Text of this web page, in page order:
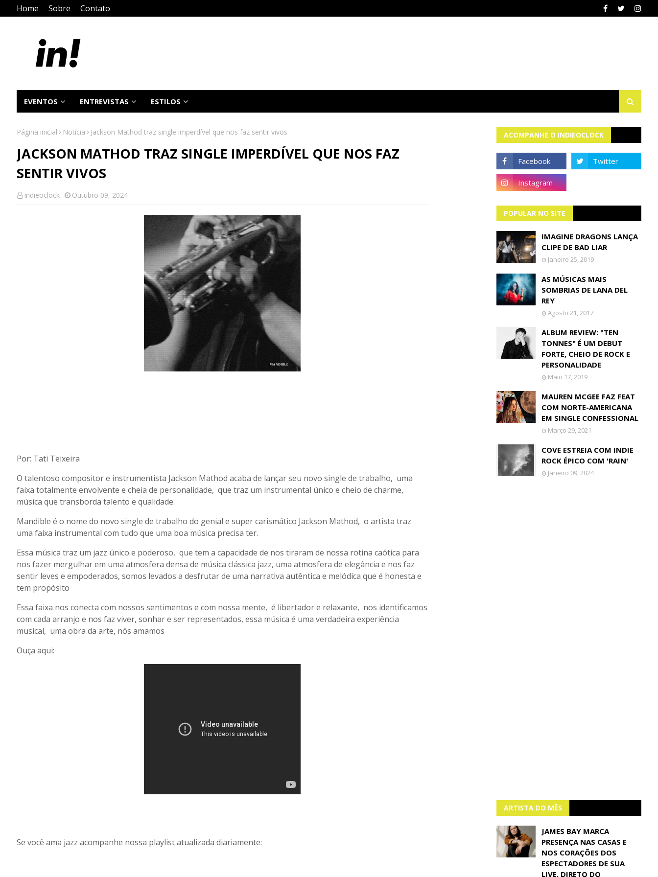
Home Sobre Contato
EVENTOS ENTREVISTAS ESTILOS
Página inicial Notícia Jackson Mathod traz single imperdível que nos faz sentir vivos
JACKSON MATHOD TRAZ SINGLE IMPERDÍVEL QUE NOS FAZ
SENTIR VIVOS
indieoclock Outubro 09, 2024
Por: Tati Teixeira
O talentoso compositor e instrumentista Jackson Mathod acaba de lançar seu novo single de trabalho, uma
faixa totalmente envolvente e cheia de personalidade, que traz um instrumental único e cheio de charme,
música que transborda talento e qualidade.
Mandible é o nome do novo single de trabalho do genial e super carismático Jackson Mathod, o artista traz
uma faixa instrumental com tudo que uma boa música precisa ter.
Essa música traz um jazz único e poderoso, que tem a capacidade de nos tiraram de nossa rotina caótica para
nos fazer mergulhar em uma atmosfera densa de música clássica jazz, uma atmosfera de elegância e nos faz
sentir leves e empoderados, somos levados a desfrutar de uma narrativa autêntica e melódica que é honesta e
tem propósito
Essa faixa nos conecta com nossos sentimentos e com nossa mente, é libertador e relaxante, nos identificamos
com cada arranjo e nos faz viver, sonhar e ser representados, essa música é uma verdadeira experiência
musical, uma obra da arte, nós amamos
Ouça aqui:
Se você ama jazz acompanhe nossa playlist atualizada diariamente:
ACOMPANHE O INDIEOCLOCK
POPULAR NO SITE
IMAGINE DRAGONS LANÇA
CLIPE DE BAD LIAR
Janeiro 25, 2019
AS MÚSICAS MAIS
SOMBRIAS DE LANA DEL
REY
Agosto 21, 2017
ALBUM REVIEW: "TEN
TONNES" É UM DEBUT
FORTE, CHEIO DE ROCK E
PERSONALIDADE
Maio 17, 2019
MAUREN MCGEE FAZ FEAT
COM NORTE-AMERICANA
EM SINGLE CONFESSIONAL
Março 29, 2021
COVE ESTREIA COM INDIE
ROCK ÉPICO COM 'RAIN'
Janeiro 09, 2024
ARTISTA DO MÊS
JAMES BAY MARCA
PRESENÇA NAS CASAS E
NOS CORAÇÕES DOS
ESPECTADORES DE SUA
LIVE, DIRETO DO